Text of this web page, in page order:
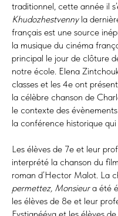
traditionnel, cette année il
Khudozhestvennyla
français est une source
la musique du cinéma
principal le jour de clôture
notre école. Elena
classes et les 4e ont
la célèbre chanson de
le contexte des
la conférence historique qui
Les élèves de 7e et leur
interprété la chanson du film
roman d’Hector Malot. La
permettez, Monsieura été
les élèves de 8e et leur